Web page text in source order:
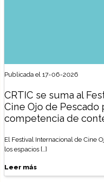
Publicada el 17-06-2026
CRTIC se suma al
Cine Ojo de Pescado
competencia de
El Festival Internacional de Cine
los espacios […]
Leer más